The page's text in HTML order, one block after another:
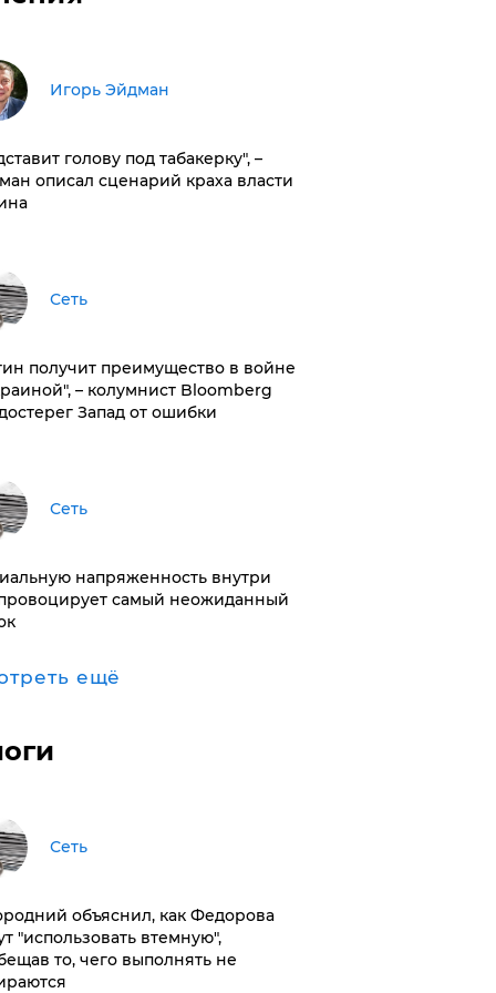
Игорь Эйдман
голову под табакерку", –
описал сценарий краха власти
Сеть
получит преимущество в войне
– колумнист Bloomberg
Запад от ошибки
Сеть
напряженность внутри
самый неожиданный
ещё
Сеть
объяснил, как Федорова
"использовать втемную",
то, чего выполнять не